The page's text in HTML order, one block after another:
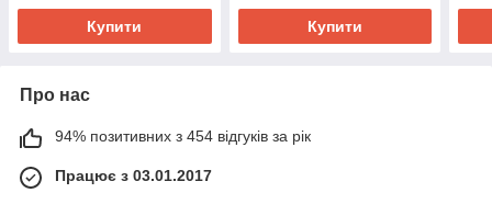
Купити Купити
Про нас
94% позитивних з 454 відгуків за рік
Працює з 03.01.2017